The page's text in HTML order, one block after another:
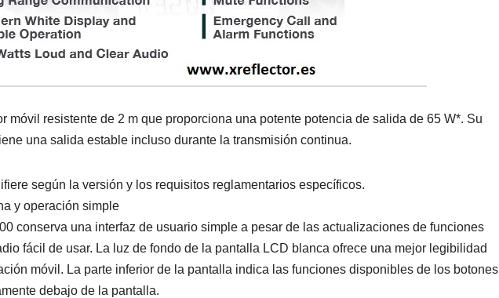
móvil resistente de 2 m que proporciona una potente potencia de salida de 65 W*. Su
una salida estable incluso durante la transmisión continua.
según la versión y los requisitos reglamentarios específicos.
y operación simple
conserva una interfaz de usuario simple a pesar de las actualizaciones de funciones
fácil de usar. La luz de fondo de la pantalla LCD blanca ofrece una mejor legibilidad
móvil. La parte inferior de la pantalla indica las funciones disponibles de los botones
debajo de la pantalla.